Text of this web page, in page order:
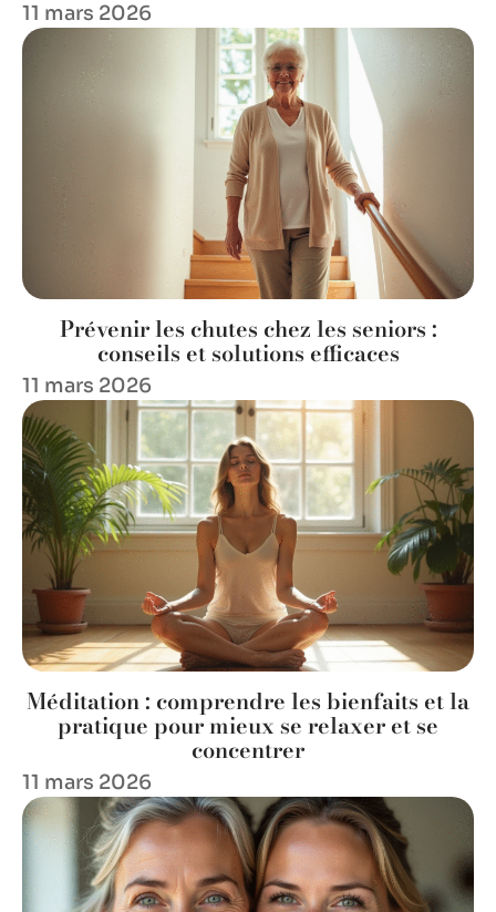
11 mars 2026
Prévenir les chutes chez les seniors :
conseils et solutions efficaces
11 mars 2026
Méditation : comprendre les bienfaits et la
pratique pour mieux se relaxer et se
concentrer
11 mars 2026